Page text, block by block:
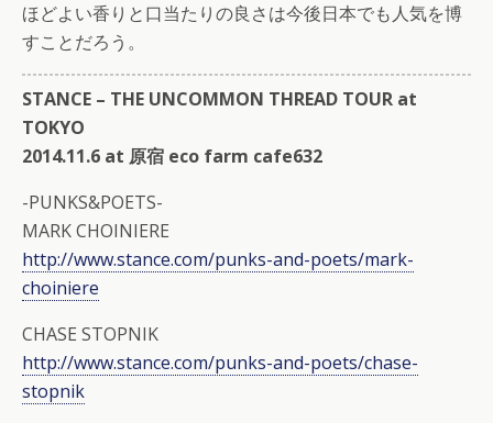
ほどよい香りと口当たりの良さは今後日本でも人気を博
すことだろう。
STANCE – THE UNCOMMON THREAD TOUR at
TOKYO
2014.11.6 at 原宿 eco farm cafe632
-PUNKS&POETS-
MARK CHOINIERE
http://www.stance.com/punks-and-poets/mark-
choiniere
CHASE STOPNIK
http://www.stance.com/punks-and-poets/chase-
stopnik